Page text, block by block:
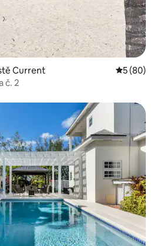
Current Průměrné
5 (80)
č. 2